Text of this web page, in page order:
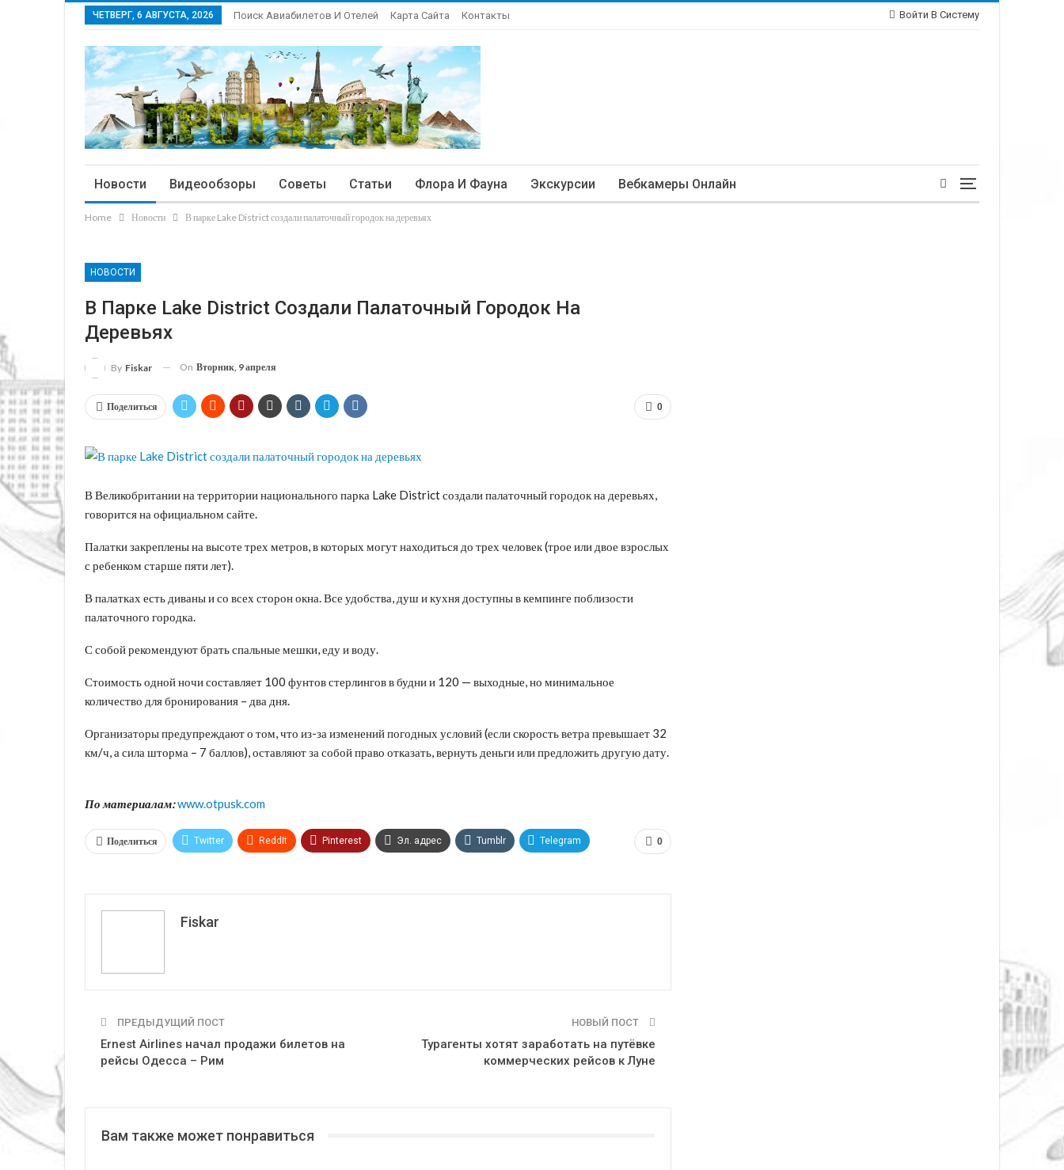
Войти В Систему
ЧЕТВЕРГ, 6 АВГУСТА, 2026 Поиск Авиабилетов И Отелей Карта Сайта Контакты
Новости Видеообзоры Советы Статьи Флора И Фауна Экскурсии Вебкамеры Онлайн
Home Новости В парке Lake District создали палаточный городок на деревьях
НОВОСТИ
В Парке Lake District Создали Палаточный Городок На
Деревьях
By Fiskar On Вторник, 9 апреля
0
Поделиться
В Великобритании на территории национального парка Lake District создали палаточный городок на деревьях,
говорится на официальном сайте.
Палатки закреплены на высоте трех метров, в которых могут находиться до трех человек (трое или двое взрослых
с ребенком старше пяти лет).
В палатках есть диваны и со всех сторон окна. Все удобства, душ и кухня доступны в кемпинге поблизости
палаточного городка.
С собой рекомендуют брать спальные мешки, еду и воду.
Стоимость одной ночи составляет 100 фунтов стерлингов в будни и 120 — выходные, но минимальное
количество для бронирования – два дня.
Организаторы предупреждают о том, что из-за изменений погодных условий (если скорость ветра превышает 32
км/ч, а сила шторма – 7 баллов), оставляют за собой право отказать, вернуть деньги или предложить другую дату.
По материалам:www.otpusk.com
0
Поделиться Twitter ReddIt Pinterest Эл. адрес Tumblr Telegram
Fiskar
ПРЕДЫДУЩИЙ ПОСТ
Ernest Airlines начал продажи билетов на
рейсы Одесса – Рим
НОВЫЙ ПОСТ
Турагенты хотят заработать на путёвке
коммерческих рейсов к Луне
Вам также может понравиться